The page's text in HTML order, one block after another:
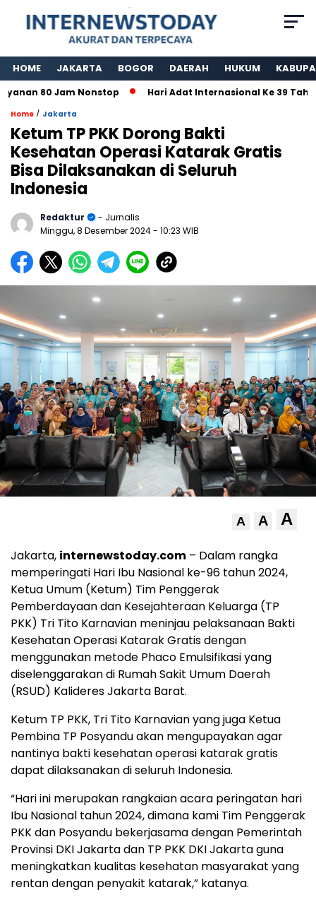
HOME JAKARTA BOGOR DAERAH HUKUM
80 Jam Nonstop Hari Adat Internasional Ke 39 Tahun,
Home / Jakarta
Ketum TP PKK Dorong Bakti
Kesehatan Operasi Katarak Gratis
Bisa Dilaksanakan di Seluruh
Indonesia
Redaktur
- Jurnalis
Minggu, 8 Desember 2024- 10:23 WIB
A A A
Jakarta, internewstoday.com – Dalam rangka
memperingati Hari Ibu Nasional ke-96 tahun 2024,
Ketua Umum (Ketum) Tim Penggerak
Pemberdayaan dan Kesejahteraan Keluarga (TP
PKK) Tri Tito Karnavian meninjau pelaksanaan Bakti
Kesehatan Operasi Katarak Gratis dengan
menggunakan metode Phaco Emulsifikasi yang
diselenggarakan di Rumah Sakit Umum Daerah
(RSUD) Kalideres Jakarta Barat.
Ketum TP PKK, Tri Tito Karnavian yang juga Ketua
Pembina TP Posyandu akan mengupayakan agar
nantinya bakti kesehatan operasi katarak gratis
dapat dilaksanakan di seluruh Indonesia.
“Hari ini merupakan rangkaian acara peringatan hari
Ibu Nasional tahun 2024, dimana kami Tim Penggerak
PKK dan Posyandu bekerjasama dengan Pemerintah
Provinsi DKI Jakarta dan TP PKK DKI Jakarta guna
meningkatkan kualitas kesehatan masyarakat yang
rentan dengan penyakit katarak,” katanya.